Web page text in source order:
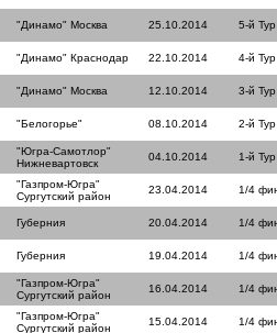
"Динамо" Москва 25.10.2014 5-й Тур
"Динамо" Краснодар 22.10.2014 4-й Тур
"Динамо" Москва 12.10.2014 3-й Тур
"Белогорье" 08.10.2014 2-й Тур
"Югра-Самотлор"
Нижневартовск
04.10.2014 1-й Тур
"Газпром-Югра"
Сургутский район
23.04.2014 1/4
Губерния 20.04.2014 1/4
Губерния 19.04.2014 1/4
"Газпром-Югра"
Сургутский район
16.04.2014 1/4
"Газпром-Югра"
Сургутский район
15.04.2014 1/4